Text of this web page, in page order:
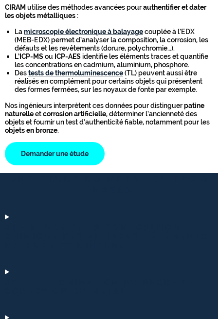
CIRAM utilise des méthodes avancées pourauthentifier et dater
les objets métalliques :
Lamicroscopie électronique à balayagecouplée à l’EDX
(MEB-EDX) permet d’analyser la composition, la corrosion, les
défauts et les revêtements (dorure, polychromie…).
L’ICP-MSou ICP-AESidentifie les éléments traces et quantifie
les concentrations en cadmium, aluminium, phosphore.
Destests de thermoluminescence(TL) peuvent aussi être
réalisés en complément pour certains objets qui présentent
des formes fermées, sur les noyaux de fonte par exemple.
Nos ingénieurs interprètent ces données pour distinguerpatine
naturelleetcorrosion artificielle, déterminer l’ancienneté des
objets et fournir un test d’authenticité fiable, notamment pour les
objets en bronze.
Demander une étude